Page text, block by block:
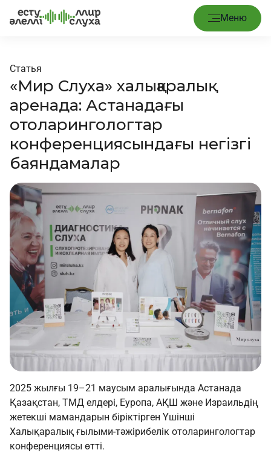
Меню
Статья
«Мир Слуха» халықаралық
аренада: Астанадағы
отоларингологтар
конференциясындағы негізгі
баяндамалар
2025 жылғы 19–21 маусым аралығында Астанада
Қазақстан, ТМД елдері, Еуропа, АҚШ және Израильдің
жетекші мамандарын біріктірген Үшінші
Халықаралық ғылыми-тәжірибелік отоларингологтар
конференциясы өтті.